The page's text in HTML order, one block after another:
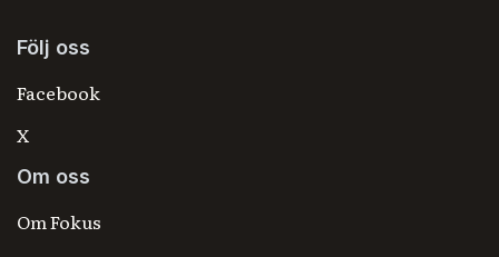
Följ oss
Facebook
X
Om oss
Om Fokus